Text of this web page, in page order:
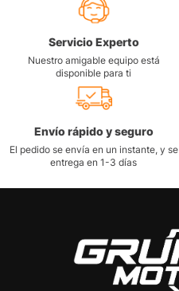
Servicio Experto
Nuestro amigable equipo está
disponible para ti
Envío rápido y seguro
El pedido se envía en un instante, y se
entrega en 1-3 días